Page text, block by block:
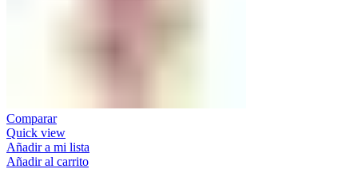
Comparar
Quick view
Añadir a mi lista
Añadir al carrito